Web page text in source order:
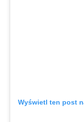
Wyświetl ten post